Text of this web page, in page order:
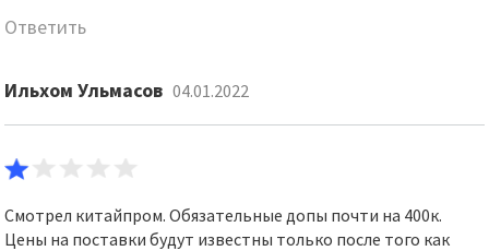
Ответить
Ильхом Ульмасов 04.01.2022
Смотрел китайпром. Обязательные допы почти на 400к.
Цены на поставки будут известны только после того как